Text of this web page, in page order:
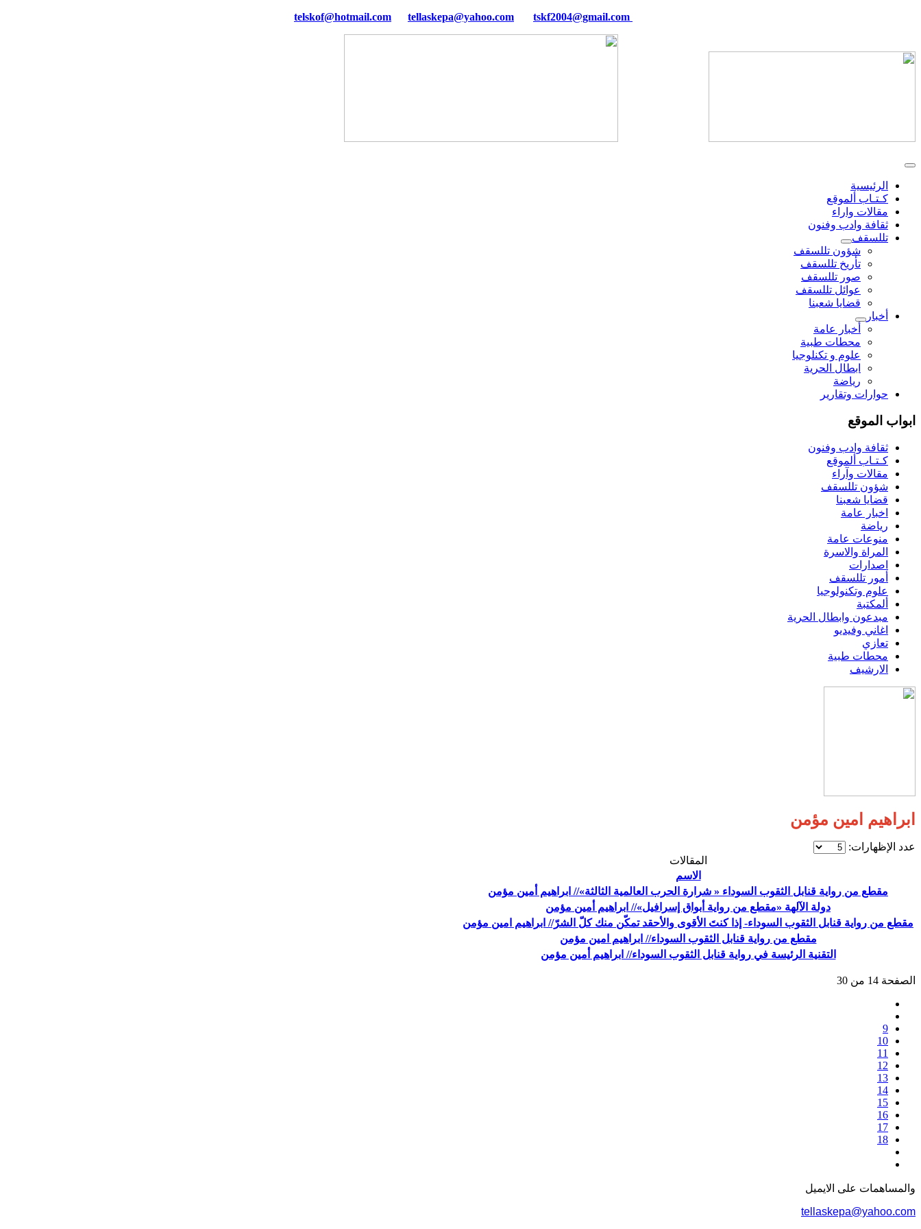
tellaskepa@yahoo.com tskf2004@gmail.com
الرئيسية
كـتـاب ألموقع
مقالات واراء
ثقافة وادب وفنون
تللسقف
شؤون تللسقف
تأريخ تللسقف
صور تللسقف
عوائل تللسقف
قضايا شعبنا
أخبار
أخبار عامة
محطات طبية
علوم و تکنلوجیا
ابطال الحرية
رياضة
حوارات وتقارير
ابواب الموقع
ثقافة وادب وفنون
كـتـاب ألموقع
مقالات وآراء
شؤون تللسقف
قضايا شعبنا
اخبار عامة
رياضة
منوعات عامة
المراة والاسرة
اصدارات
أمور تللسقف
علوم وتكنولوجيا
ألمكتبة
مبدعون وابطال الحرية
اغاني وفيديو
تعازي
محطات طبية
الارشيف
ابراهيم امين مؤمن
عدد الإظهارات:
المقالات
الاسم
مقطع من رواية قنابل الثقوب السوداء « شرارة الحرب العالمية الثالثة»// ابراهيم أمين مؤمن
دولة الآلهة «مقطع من رواية أبواق إسرافيل»// ابراهيم أمين مؤمن
مقطع من رواية قنابل الثقوب السوداء- إذا كنتَ الأقوى والأحقد تمكّن منك كلّ الشرّ// ابراهيم امين مؤمن
مقطع من رواية قنابل الثقوب السوداء// ابراهيم امين مؤمن
التقنية الرئيسة في رواية قنابل الثقوب السوداء// ابراهيم أمين مؤمن
الصفحة 14 من 30
9
10
11
12
13
14
15
16
17
18
والمساهمات علی الایمیل
tellaskepa@yahoo.com